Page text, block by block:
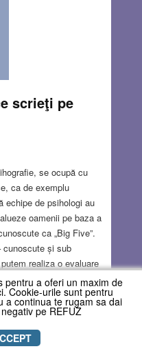
au rădăcinile în țările
de canalul TV
scrieţi pe
se ocupă cu
ca de exemplu
echipe de psihologi au
oamenii pe baza a
ca „Big Five”.
cunoscute și sub
realiza o evaluare
aflată în fața noastră.
ei, și care este
Five” a devenit
datelor,
pentru a oferi un maxim de
Cookie-urile sunt pentru
a continua te rugam sa dai
pe REFUZ